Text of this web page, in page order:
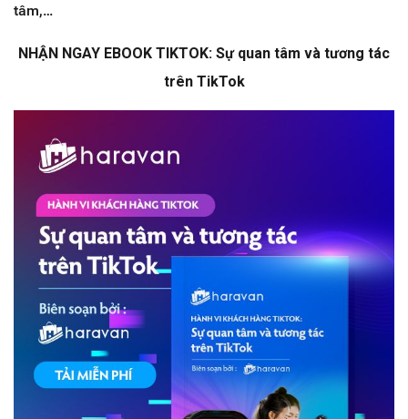
tâm,…
NHẬN NGAY EBOOK TIKTOK: Sự quan tâm và tương tác
trên TikTok